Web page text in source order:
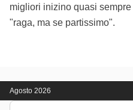
migliori inizino quasi
"raga, ma se partissimo".
Agosto 2026